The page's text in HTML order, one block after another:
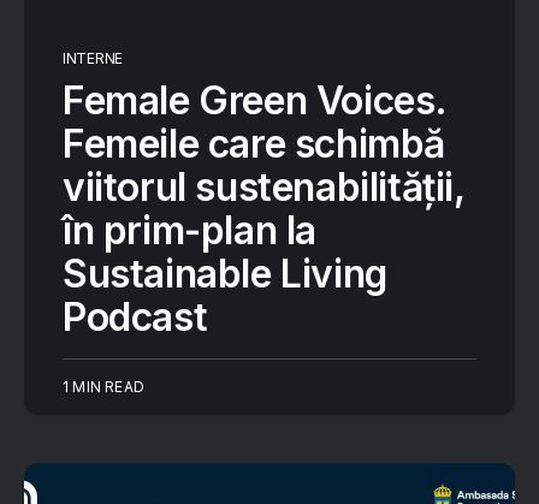
INTERNE
Female Green Voices.
Femeile care schimbă
viitorul sustenabilității,
în prim-plan la
Sustainable Living
Podcast
1 MIN READ